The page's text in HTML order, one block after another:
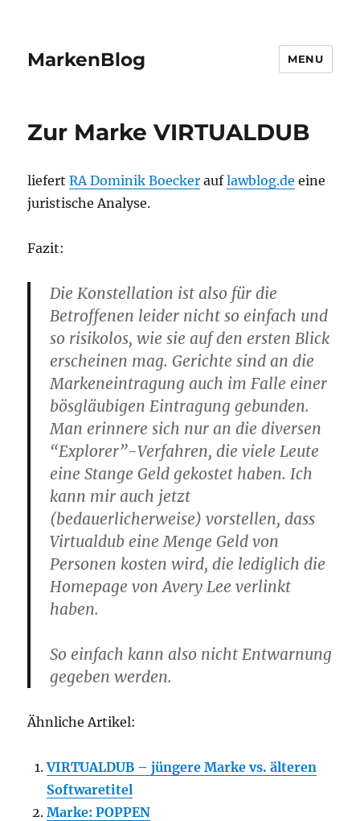
MarkenBlog MENU
Zur Marke VIRTUALDUB
liefertRA Dominik Boecker auflawblog.de eine
juristische Analyse.
Fazit:
Die Konstellation ist also für die
Betroffenen leider nicht so einfach und
so risikolos, wie sie auf den ersten Blick
erscheinen mag. Gerichte sind an die
Markeneintragung auch im Falle einer
bösgläubigen Eintragung gebunden.
Man erinnere sich nur an die diversen
“Explorer”-Verfahren, die viele Leute
eine Stange Geld gekostet haben. Ich
kann mir auch jetzt
(bedauerlicherweise) vorstellen, dass
Virtualdub eine Menge Geld von
Personen kosten wird, die lediglich die
Homepage von Avery Lee verlinkt
haben.
So einfach kann also nicht Entwarnung
gegeben werden.
Ähnliche Artikel:
VIRTUALDUB – jüngere Marke vs. älteren
Softwaretitel
Marke: POPPEN